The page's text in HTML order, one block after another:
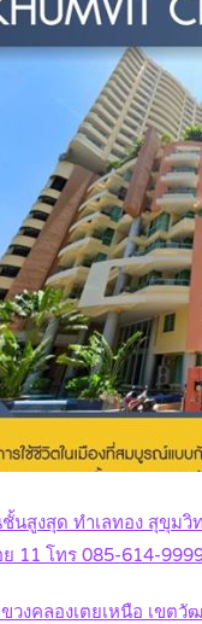
นสูงสุด ทําเลทอง สุขุมวิ
11 โทร 085-614-
งคลองเตยเหนือ เขตวั